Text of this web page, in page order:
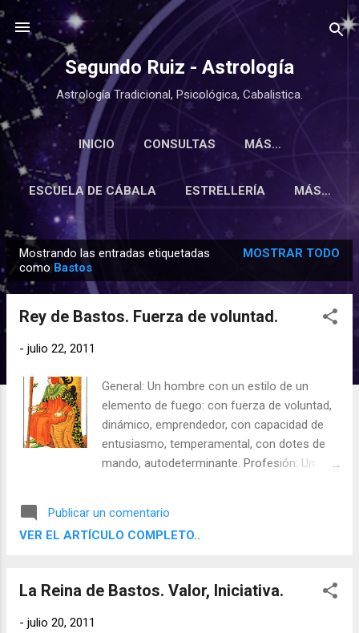
Ir al contenido principal
Segundo Ruiz - Astrología
Astrología Tradicional, Psicológica, Cabalistica.
INICIO CONSULTAS MÁS…
ESCUELA DE CÁBALA ESTRELLERÍA MÁS…
n
Mostrando las entradas etiquetadas
como Bastos
MOSTRAR TODO
Rey de Bastos. Fuerza de voluntad.
- julio 22, 2011
General: Un hombre con un estilo de un
elemento de fuego: con fuerza de voluntad,
dinámico, emprendedor, con capacidad de
entusiasmo, temperamental, con dotes de
mando, autodeterminante. Profesión: Un
apasionado y orgulloso. Conciencia: Un
hombre con fuerza de voluntad,
exaltado, un magnate de la industria, un
Publicar un comentario
VER EL ARTÍCULO COMPLETO..
La Reina de Bastos. Valor, Iniciativa.
- julio 20, 2011